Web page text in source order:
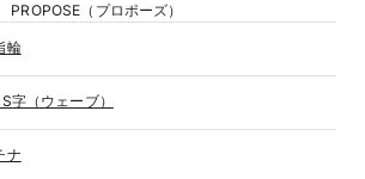
PROPOSE（プロポーズ）
輪
字（ウェーブ）
ナ